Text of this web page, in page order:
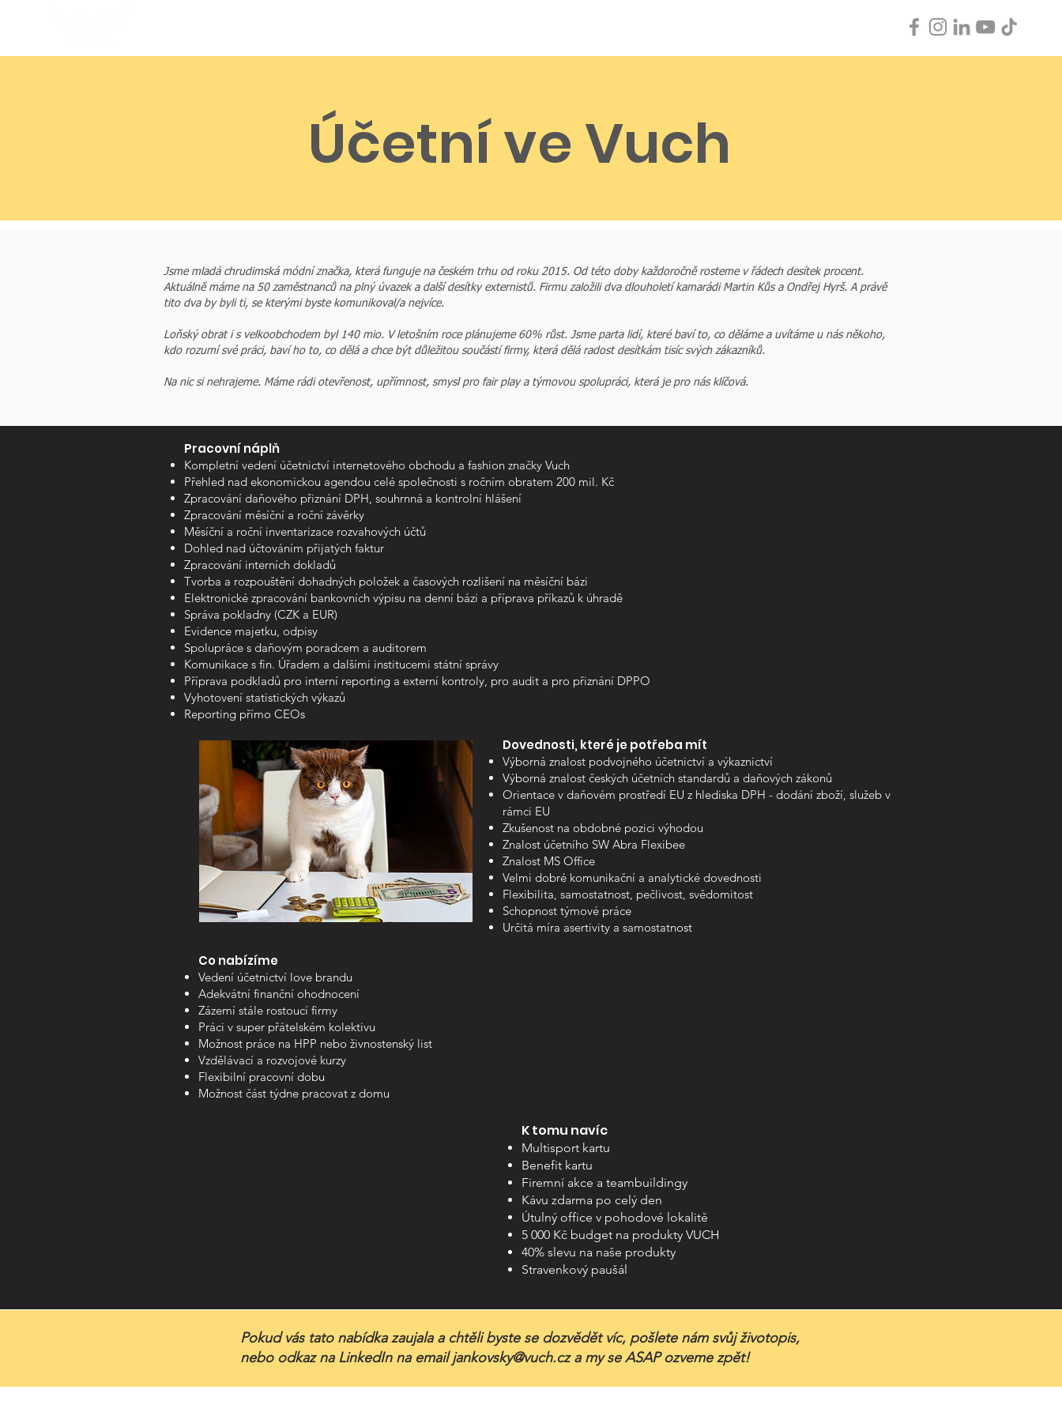
Účetní ve Vuch
Jsme mladá chrudimská módní značka, která funguje na českém trhu od roku 2015. Od této doby každoročně rosteme v řádech desítek procent.
Aktuálně máme na 50 zaměstnanců na plný úvazek a další desítky externistů. Firmu založili dva dlouholetí kamarádi Martin Kůs a Ondřej Hyrš. A právě
tito dva by byli ti, se kterými byste komunikoval/a nejvíce.
Loňský obrat i s velkoobchodem byl 140 mio. V letošním roce plánujeme 60% růst. Jsme parta lidí, které baví to, co děláme a uvítáme u nás někoho,
kdo rozumí své práci, baví ho to, co dělá a chce být důležitou součástí firmy, která dělá radost desítkám tisíc svých zákazníků.
Na nic si nehrajeme. Máme rádi otevřenost, upřímnost, smysl pro fair play a týmovou spolupráci, která je pro nás klíčová.
Dovednosti, které je potřeba mít
Výborná znalost podvojného účetnictví a výkaznictví
Výborná znalost českých účetních standardů a daňových zákonů
Orientace v daňovém prostředí EU z hlediska DPH - dodání zboží, služeb v
rámci EU
Zkušenost na obdobné pozici výhodou
Znalost účetního SW Abra Flexibee
Znalost MS Office
Velmi dobré komunikační a analytické dovednosti
Flexibilita, samostatnost, pečlivost, svědomitost
Schopnost týmové práce
Určitá míra asertivity a samostatnost
Co nabízíme
Vedení účetnictví love brandu
Adekvátní finanční ohodnocení
Zázemí stále rostoucí firmy
Práci v super přátelském kolektivu
Možnost práce na HPP nebo živnostenský list
Vzdělávací a rozvojové kurzy
Flexibilní pracovní dobu
Možnost část týdne pracovat z domu
K tomu navíc
Multisport kartu
Benefit kartu
Firemní akce a teambuildingy
Kávu zdarma po celý den
Útulný office v pohodové lokalitě
5 000 Kč budget na produkty VUCH
40% slevu na naše produkty
Stravenkový paušál
Pracovní náplň
Kompletní vedení účetnictví internetového obchodu a fashion značky Vuch
Přehled nad ekonomickou agendou celé společnosti s ročním obratem 200 mil. Kč
Zpracování daňového přiznání DPH, souhrnná a kontrolní hlášení
Zpracování měsíční a roční závěrky
Měsíční a roční inventarizace rozvahových účtů
Dohled nad účtováním přijatých faktur
Zpracování interních dokladů
Tvorba a rozpouštění dohadných položek a časových rozlišení na měsíční bázi
Elektronické zpracování bankovních výpisu na denní bázi a příprava příkazů k úhradě
Správa pokladny (CZK a EUR)
Evidence majetku, odpisy
Spolupráce s daňovým poradcem a auditorem
Komunikace s fin. Úřadem a dalšími institucemi státní správy
Příprava podkladů pro interní reporting a externí kontroly, pro audit a pro přiznání DPPO
Vyhotovení statistických výkazů
Reporting přímo CEOs
Pokud vás tato nabídka zaujala a chtěli byste se dozvědět víc, pošlete nám svůj životopis,
nebo odkaz na LinkedIn na emailjankovsky@vuch.cza my se ASAP ozveme zpět!